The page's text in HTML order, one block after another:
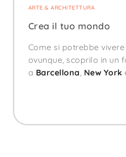
ARTE & ARCHITETTURA
Crea il tuo mondo
Come si potrebbe vivere
ovunque, scoprilo in un
a Barcellona, New York